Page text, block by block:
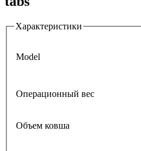
Характеристики
Model
Операционный вес
Объем ковша